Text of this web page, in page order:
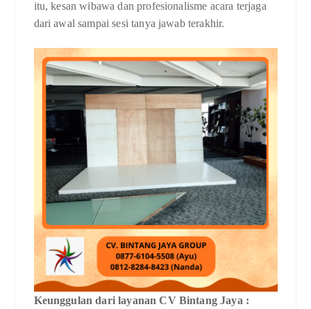
itu, kesan wibawa dan profesionalisme acara terjaga
dari awal sampai sesi tanya jawab terakhir.
Keunggulan dari layanan CV Bintang Jaya :